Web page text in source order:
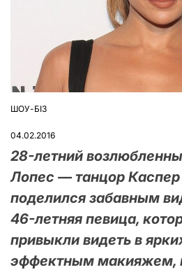
ОПУБЛІКУВАТИ
ШОУ-БІЗ
04.02.2016
28-летний
Лопес — танцор
поделился забавным
46-летняя певица,
привыкли видеть в
эффектным макияжем,